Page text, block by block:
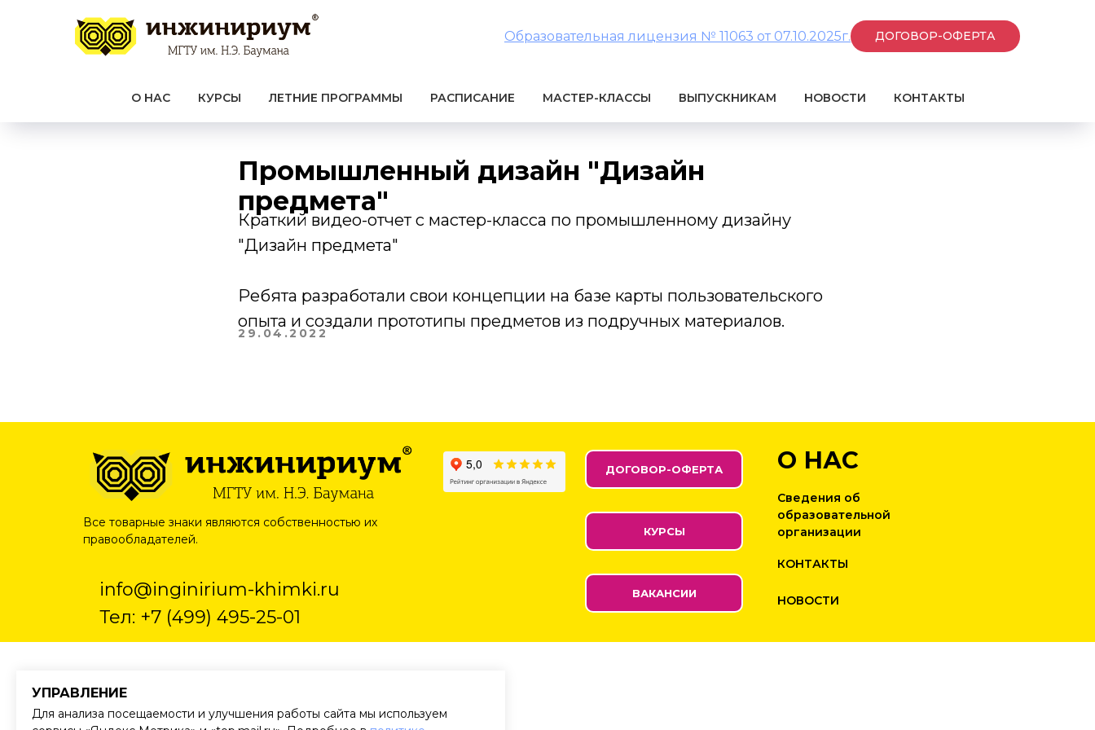
Образовательная лицензия № 11063 от 07.10.2025г. ДОГОВОР-ОФЕРТА
О НАС КУРСЫ ЛЕТНИЕ ПРОГРАММЫ РАСПИСАНИЕ МАСТЕР-КЛАССЫ ВЫПУСКНИКАМ НОВОСТИ КОНТАКТЫ
Промышленный дизайн "Дизайн
предмета"
Краткий видео-отчет с мастер-класса по промышленному дизайну
"Дизайн предмета"
Ребята разработали свои концепции на базе карты пользовательского
опыта и создали прототипы предметов из подручных материалов.
29.04.2022
Все товарные знаки являются собственностью их
правообладателей.
Тел: +7 (499) 495-25-01
О НАС
info@inginirium-khimki.ru ВАКАНСИИ
КУРСЫ
Сведения об
образовательной
организации
КОНТАКТЫ
НОВОСТИ
ДОГОВОР-ОФЕРТА
УПРАВЛЕНИЕ
Для анализа посещаемости и улучшения работы сайта мы используем